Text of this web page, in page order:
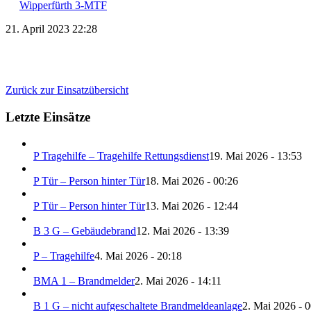
Wipperfürth 3-MTF
21. April 2023 22:28
Zurück zur Einsatzübersicht
Letzte Einsätze
P Tragehilfe – Tragehilfe Rettungsdienst19. Mai 2026 - 13:53
P Tür – Person hinter Tür18. Mai 2026 - 00:26
P Tür – Person hinter Tür13. Mai 2026 - 12:44
B 3 G – Gebäudebrand12. Mai 2026 - 13:39
P – Tragehilfe4. Mai 2026 - 20:18
BMA 1 – Brandmelder2. Mai 2026 - 14:11
B 1 G – nicht aufgeschaltete Brandmeldeanlage2. Mai 2026 -